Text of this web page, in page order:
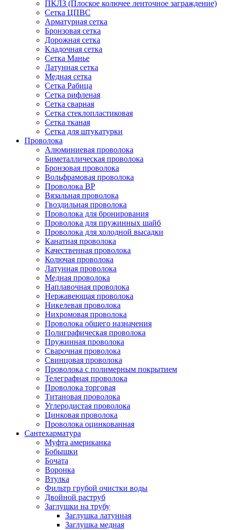
ПКЛЗ (Плоское колючее ленточное заграждение)
Сетка ЦПВС
Арматурная сетка
Бронзовая сетка
Дорожная сетка
Кладочная сетка
Сетка Манье
Латунная сетка
Медная сетка
Сетка Рабица
Сетка рифленая
Сетка сварная
Сетка стеклопластиковая
Сетка тканая
Сетка для штукатурки
Проволока
Алюминиевая проволока
Биметаллическая проволока
Бронзовая проволока
Вольфрамовая проволока
Проволока ВР
Вязальная проволока
Гвоздильная проволока
Проволока для бронирования
Проволока для пружинных шайб
Проволока для холодной высадки
Канатная проволока
Качественная проволока
Колючая проволока
Латунная проволока
Медная проволока
Наплавочная проволока
Нержавеющая проволока
Никелевая проволока
Нихромовая проволока
Проволока общего назначения
Полиграфическая проволока
Пружинная проволока
Сварочная проволока
Свинцовая проволока
Проволока с полимерным покрытием
Телеграфная проволока
Проволока торговая
Титановая проволока
Углеродистая проволока
Цинковая проволока
Проволока оцинкованная
Сантехарматура
Муфта американка
Бобышки
Бочата
Воронка
Втулка
Фильтр грубой очистки воды
Двойной раструб
Заглушки на трубу
Заглушка латунная
Заглушка медная